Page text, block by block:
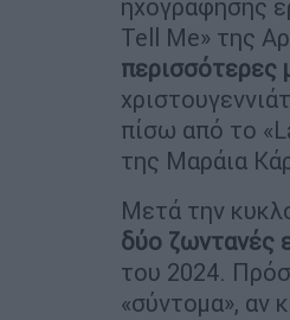
ηχογράφησης
Tell Me» της
περισσότερες
πίσω από το
της Μαράια
Μετά την
δύο ζωντανές
του 2024.
«σύντομα», αν